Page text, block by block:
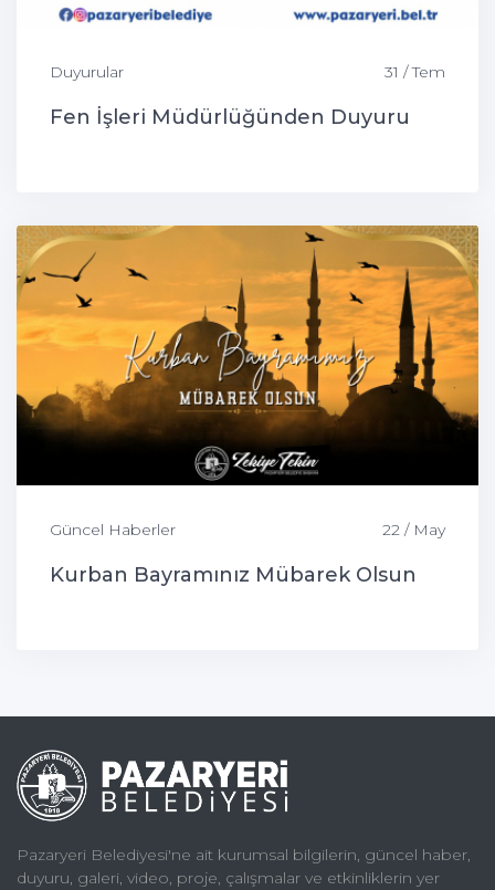
Duyurular 31 / Tem
Fen İşleri Müdürlüğünden Duyuru
Güncel Haberler 22 / May
Kurban Bayramınız Mübarek Olsun
Pazaryeri Belediyesi'ne ait kurumsal bilgilerin, güncel haber,
duyuru, galeri, video, proje, çalışmalar ve etkinliklerin yer